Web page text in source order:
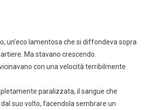
un’eco lamentosa che si diffondeva sopra
Ma stavano crescendo.
con una velocità terribilmente
paralizzata, il sangue che
suo volto, facendola sembrare un